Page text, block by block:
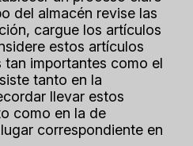
del almacén revise las
cargue los artículos
estos artículos
tan importantes como el
tanto en la
llevar estos
como en la de
correspondiente en